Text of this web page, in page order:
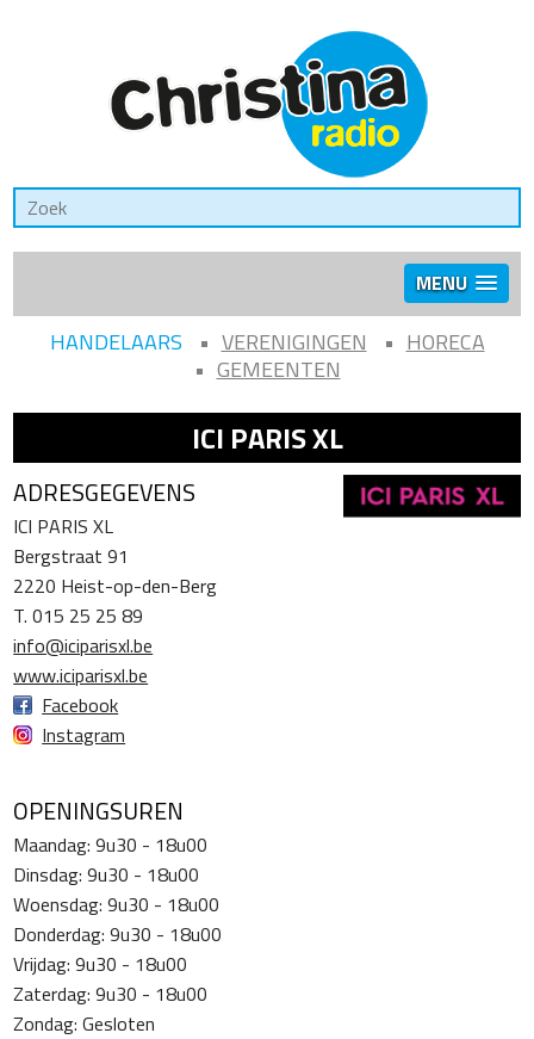
MENU
HANDELAARS VERENIGINGEN
HORECA
GEMEENTEN
ICI PARIS XL
ADRESGEGEVENS
ICI PARIS XL
Bergstraat 91
2220 Heist-op-den-Berg
T. 015 25 25 89
info@iciparisxl.be
www.iciparisxl.be
Facebook
Instagram
OPENINGSUREN
Maandag: 9u30 - 18u00
Dinsdag: 9u30 - 18u00
Woensdag: 9u30 - 18u00
Donderdag: 9u30 - 18u00
Vrijdag: 9u30 - 18u00
Zaterdag: 9u30 - 18u00
Zondag: Gesloten